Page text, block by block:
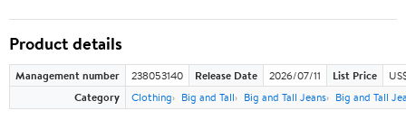
Product details
Management number 238053140 Release Date 2026/07/11 List Price
Category
Clothing Big and Tall Big and Tall Jeans Big and Tall